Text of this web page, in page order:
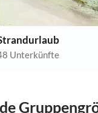
Unterkünfte